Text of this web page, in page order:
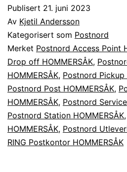
Publisert 21. juni 2023
Av Kjetil Andersson
Kategorisert som Postnord
Merket Postnord Access Point
Drop off HOMMERSÅK,
HOMMERSÅK, Postnord Pickup
Postnord Post HOMMERSÅK,
HOMMERSÅK, Postnord
Postnord Station HOMMERSÅK,
HOMMERSÅK, Postnord
RING Postkontor HOMMERSÅK